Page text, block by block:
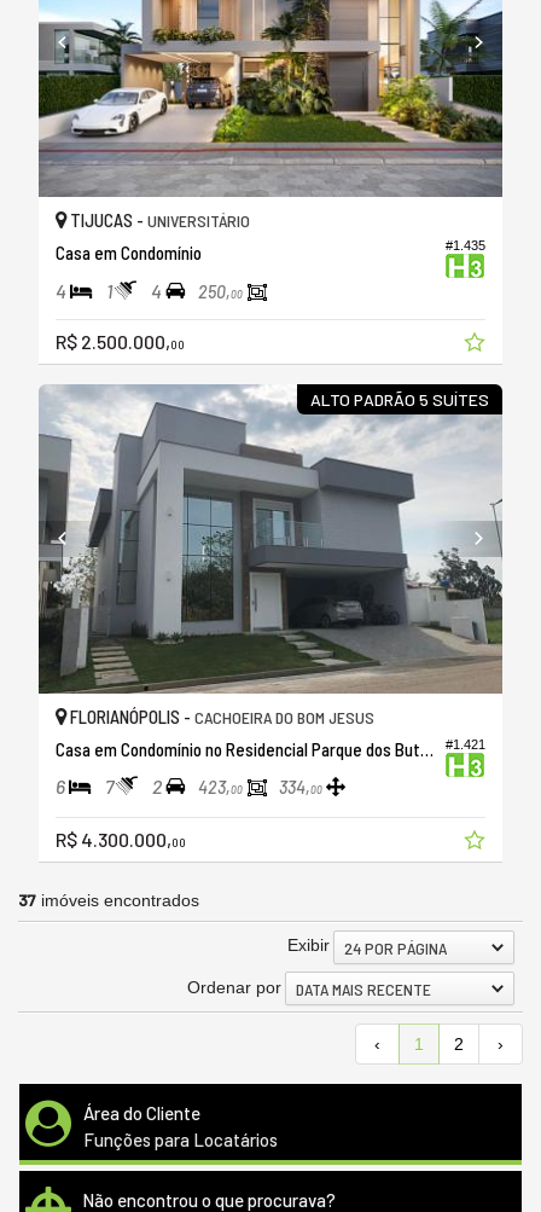
#1.435
TIJUCAS - UNIVERSITÁRIO
Casa em Condomínio
4 1 4 250,00
R$ 2.500.000,00
ALTO PADRÃO 5 SUÍTES
#1.421
FLORIANÓPOLIS - CACHOEIRA DO BOM JESUS
Casa em Condomínio no Residencial Parque dos Butias
6 7 2 423,00 334,00
R$ 4.300.000,00
37 imóveis encontrados
Exibir 24 POR PÁGINA
Ordenar por DATA MAIS RECENTE
‹ 1 2 ›
Área do Cliente
Funções para Locatários
Não encontrou o que procurava?